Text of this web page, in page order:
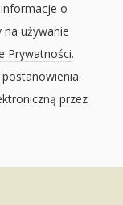
o
używanie
Prywatności.
przez